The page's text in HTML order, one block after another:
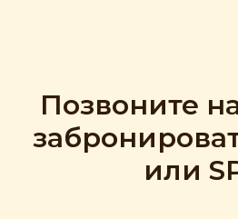
Позвоните
или